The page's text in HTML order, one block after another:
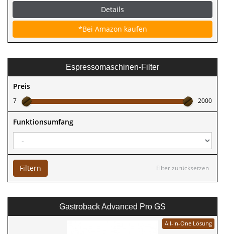
Details
*Bei Amazon kaufen
Espressomaschinen-Filter
Preis
7 2000
Funktionsumfang
Filter zurücksetzen
Filtern
Gastroback Advanced Pro GS
All-in-One Lösung